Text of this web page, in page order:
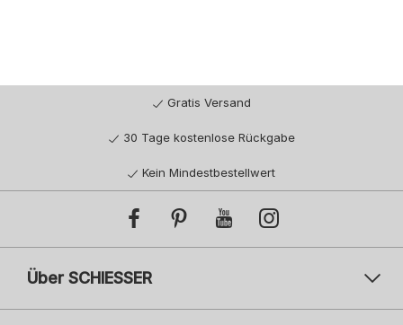
Gratis Versand
30 Tage kostenlose Rückgabe
Kein Mindestbestellwert
Über SCHIESSER